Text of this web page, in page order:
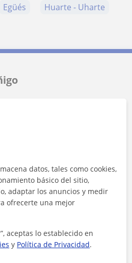
Egüés
Huarte - Uharte
datos, tales como cookies,
básico del sitio,
adaptar los anuncios y medir
ofrecerte una mejor
aceptas lo establecido en
y Política de Privacidad.